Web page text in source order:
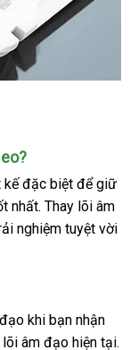
kếlink
web
đặc biệt đấu
giá
để giữ
nhấtđại
lý
. Thay lõi âm
nghiệm tuyệt vời
khi bạn nhận
lõi âm đạo kho
hiện tại.